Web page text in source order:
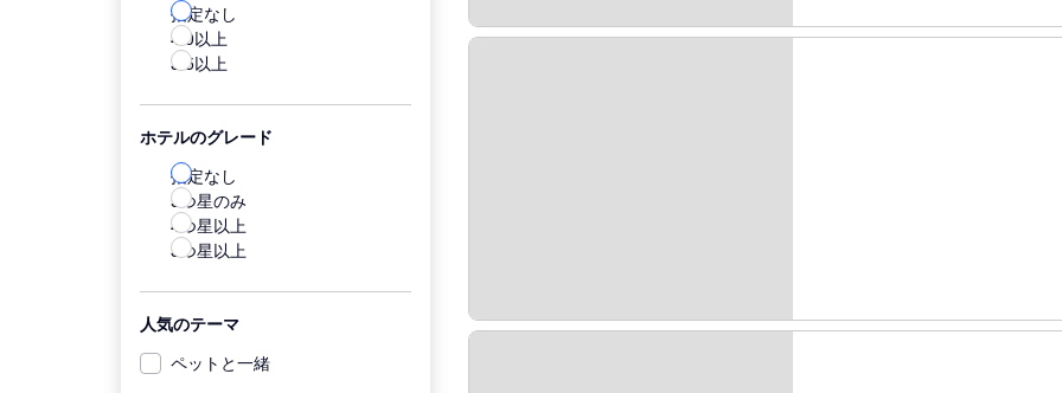
指定なし
4.0以上
3.5以上
ホテルのグレード
指定なし
5つ星のみ
4つ星以上
3つ星以上
人気のテーマ
ペットと一緒